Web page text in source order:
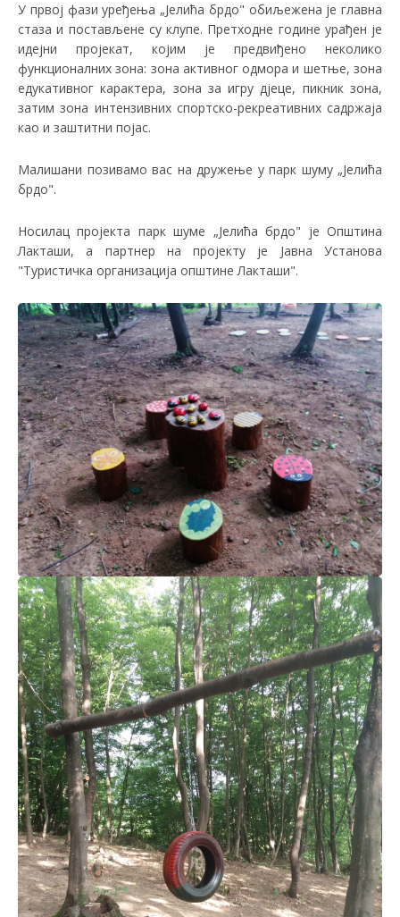
У првој фази уређења „Јелића брдо" обиљежена је главна
стаза и постављене су клупе. Претходне године урађен је
идејни пројекат, којим је предвиђено неколико
функционалних зона: зона активног одмора и шетње, зона
едукативног карактера, зона за игру дјеце, пикник зона,
затим зона интензивних спортско-рекреативних садржаја
као и заштитни појас.
Малишани позивамо вас на дружење у парк шуму „Јелића
брдо".
Носилац пројекта парк шуме „Јелића брдо" је Општина
Лакташи, а партнер на пројекту је Јавна Установа
"Туристичка организација општине Лакташи".